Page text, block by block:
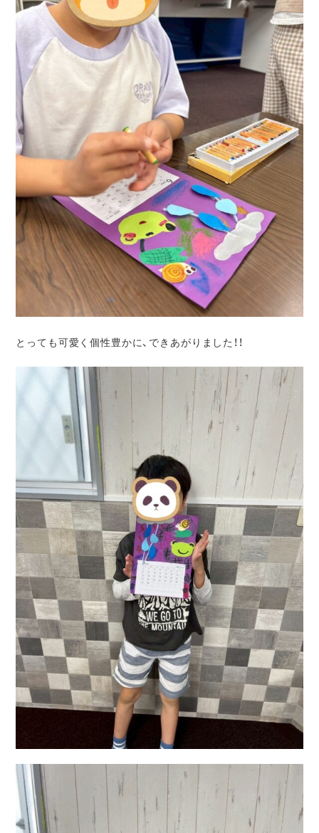
とっても可愛く個性豊かに、できあがりました！！